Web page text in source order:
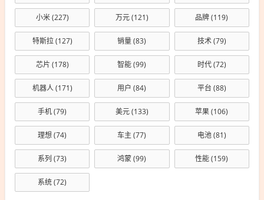
小米(227) 万元(121) 品牌(119)
特斯拉(127) 销量(83) 技术(79)
芯片 (178) 智能(99) 时代(72)
机器人(171) 用户 (84) 平台 (88)
手机(79) 美元(133) 苹果(106)
理想(74) 车主 (77) 电池(81)
系列 (73) 鸿蒙(99) 性能(159)
系统(72)